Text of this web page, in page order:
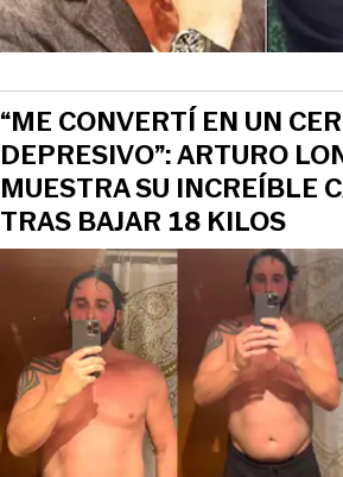
“ME CONVERTÍ EN UN
DEPRESIVO”: ARTURO
MUESTRA SU INCREÍBLE
TRAS BAJAR 18 KILOS